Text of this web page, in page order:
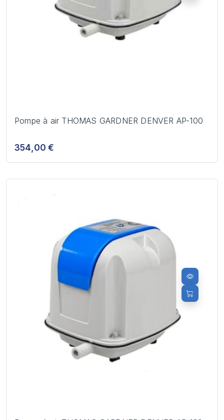
Pompe à air THOMAS GARDNER DENVER AP-100
354,00 €